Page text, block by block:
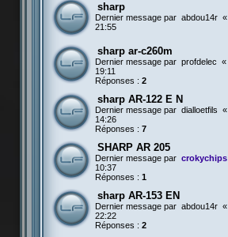
sharp
Dernier message par abdou14r «
21:55
sharp ar-c260m
Dernier message par profdelec «
19:11
Réponses : 2
sharp AR-122 E N
Dernier message par dialloetfils «
14:26
Réponses : 7
SHARP AR 205
Dernier message par crokychips
10:37
Réponses : 1
sharp AR-153 EN
Dernier message par abdou14r «
22:22
Réponses : 2